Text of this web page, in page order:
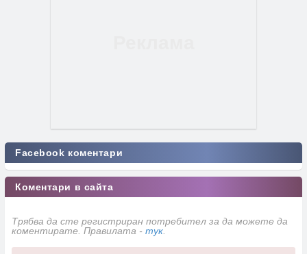
Facebook коментари
Коментари в сайта
Трябва да сте регистриран потребител за да можете да
коментирате. Правилата - тук